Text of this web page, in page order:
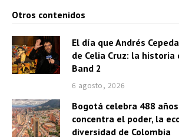
Otros contenidos
El día que Andrés
de Celia Cruz: la historia
Band 2
6 agosto, 2026
Bogotá celebra 488
concentra el poder, la
diversidad de Colombia